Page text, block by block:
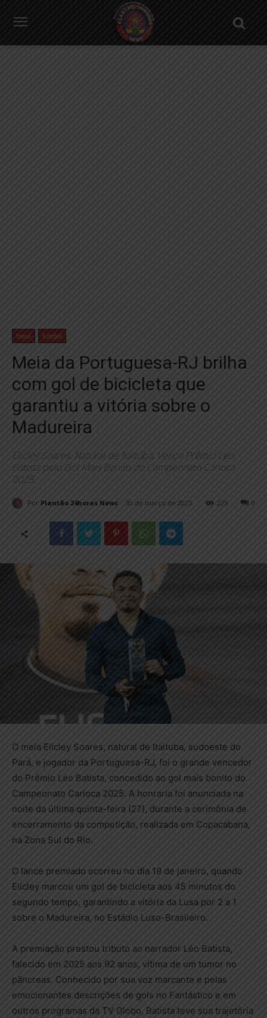
brasil futebol
Meia da Portuguesa-RJ brilha
com gol de bicicleta que
garantiu a vitória sobre o
Madureira
Elicley Soares, Natural de Itaituba, Vence Prêmio Léo
Batista pelo Gol Mais Bonito do Campeonato Carioca
2025.
Por Plantão 24horas News 30 de março de 2025 0
225
O meia Elicley Soares, natural de Itaituba, sudoeste do
Pará, e jogador da Portuguesa-RJ, foi o grande vencedor
do Prêmio Léo Batista, concedido ao gol mais bonito do
Campeonato Carioca 2025. A honraria foi anunciada na
noite da última quinta-feira (27), durante a cerimônia de
encerramento da competição, realizada em Copacabana,
na Zona Sul do Rio.
O lance premiado ocorreu no dia 19 de janeiro, quando
Elicley marcou um gol de bicicleta aos 45 minutos do
segundo tempo, garantindo a vitória da Lusa por 2 a 1
sobre o Madureira, no Estádio Luso-Brasileiro.
A premiação prestou tributo ao narrador Léo Batista,
falecido em 2025 aos 92 anos, vítima de um tumor no
pâncreas. Conhecido por sua voz marcante e pelas
emocionantes descrições de gols no Fantástico e em
outros programas da TV Globo, Batista teve sua trajetória